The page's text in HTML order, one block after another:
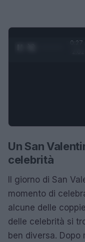
0:28
Un San
celebrità
Il giorno di San
momento di
alcune delle
delle celebrità si
ben diversa. Dopo